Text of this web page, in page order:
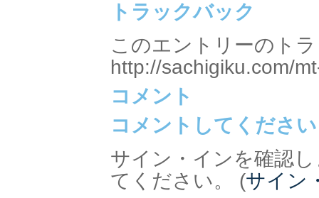
トラックバック
このエントリーのト
http://sachigiku.com/
コメント
コメントしてください
サイン・インを確認
てください。 (サイン